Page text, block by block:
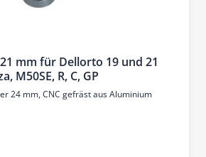
mm für Dellorto 19 und 21
M50SE, R, C, GP
24 mm, CNC gefräst aus Aluminium